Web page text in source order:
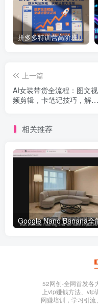
拼多多特训营高阶班，独家玩法赋能，突破运营天花板（更新26年1月）
上一篇
AI女装带货全流程：图文视
频剪辑，卡笔记技巧，解锁
相关推荐
52网创-全网首发各
上vip赚钱方法、
网赚培训，学习引